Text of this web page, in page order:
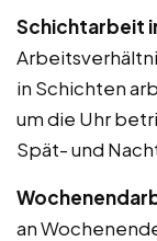
Schichtarbeit
in Schichten
um die Uhr
Spät- und
an